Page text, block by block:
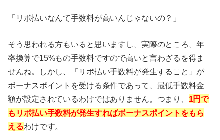
「リボ払いなんて手数料が高いんじゃないの？」
そう思われる方もいると思いますし、実際のところ、年
率換算で15%もの手数料ですので高いと言わざるを得ま
せんね。しかし、「リボ払い手数料が発生すること」が
ボーナスポイントを受ける条件であって、最低手数料金
額が設定されているわけではありません。つまり、 1円で
もリボ払い手数料が発生すればボーナスポイントをもら
えるわけです。